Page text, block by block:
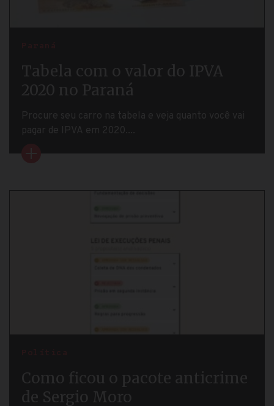
Tabela com o valor do IPVA
2020 no Paraná
Procure seu carro na tabela e veja quanto você vai
pagar de IPVA em 2020....
Como ficou o pacote anticrime
de Sergio Moro